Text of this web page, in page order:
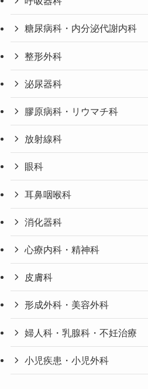
糖尿病科・内分泌代謝内科
整形外科
泌尿器科
膠原病科・リウマチ科
放射線科
眼科
耳鼻咽喉科
消化器科
心療内科・精神科
皮膚科
形成外科・美容外科
婦人科・乳腺科・不妊治療
小児疾患・小児外科